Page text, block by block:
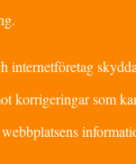
internetföretag
korrigeringar som